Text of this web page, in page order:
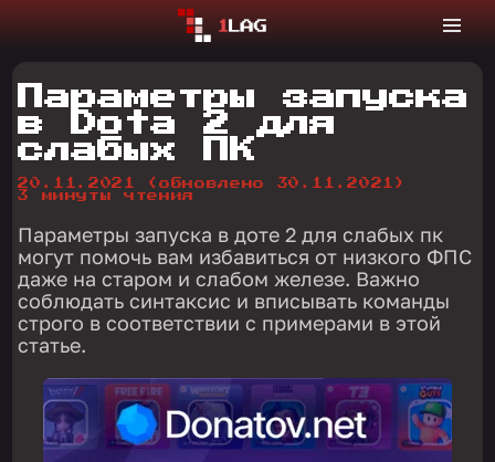
Параметры запуска
в Dota 2 для
слабых ПК
20.11.2021
(обновлено 30.11.2021)
3 минуты чтения
Параметры запуска в доте 2 для слабых пк
могут помочь вам избавиться от низкого ФПС
даже на старом и слабом железе. Важно
соблюдать синтаксис и вписывать команды
строго в соответствии с примерами в этой
статье.